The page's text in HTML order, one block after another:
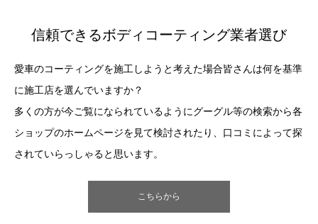
信頼できるボディコーティング業者選び
愛車のコーティングを施工しようと考えた場合皆さんは何を基準
に施工店を選んでいますか？
多くの方が今ご覧になられているようにグーグル等の検索から各
ショップのホームページを見て検討されたり、口コミによって探
されていらっしゃると思います。
こちらから